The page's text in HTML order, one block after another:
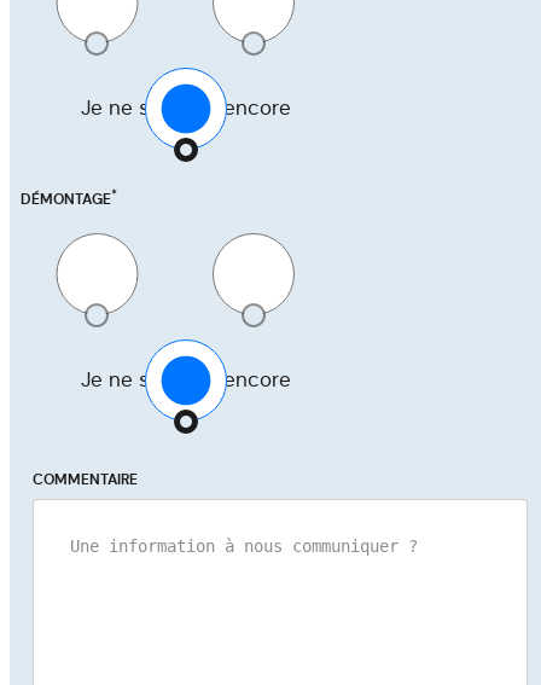
Je ne sais pas encore
DÉMONTAGE*
Je ne sais pas encore
COMMENTAIRE